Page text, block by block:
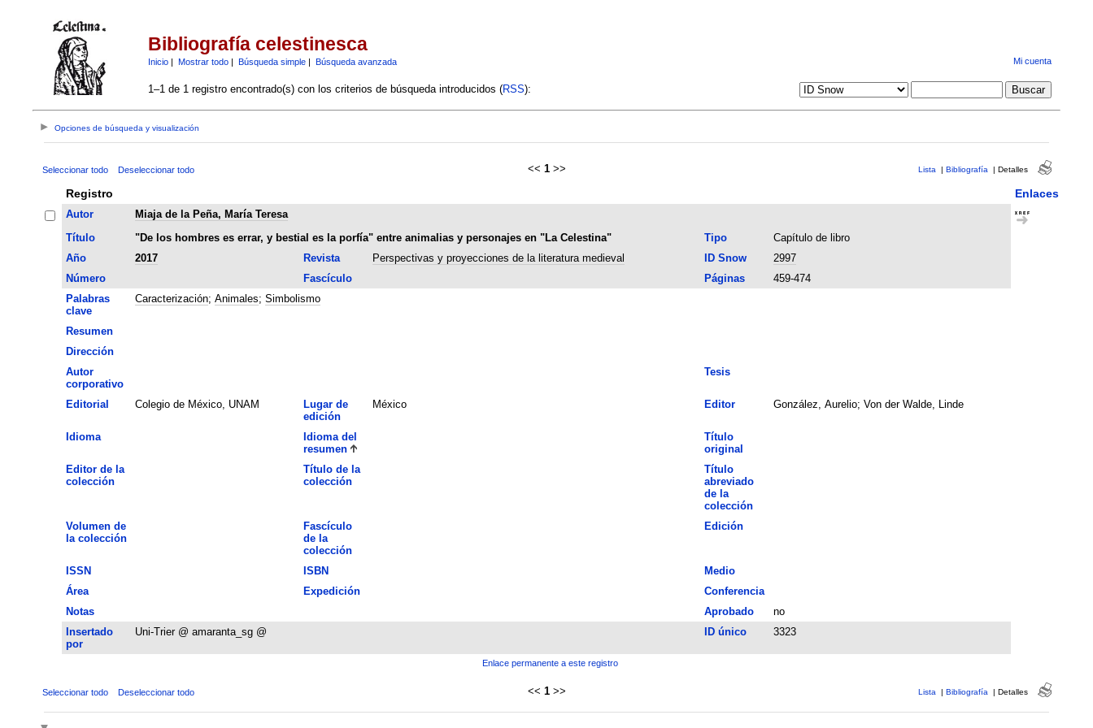
Bibliografía celestinesca
Inicio| Mostrar todo| Búsqueda simple| Búsqueda avanzada Mi cuenta
1–1 de 1 registro encontrado(s) con los criterios de búsqueda introducidos (RSS):
Opciones de búsqueda y visualización
Seleccionar todo Deseleccionar todo << 1 >> Lista | Bibliografía | Detalles
Registro Enlaces
Autor
Miaja de la Peña, María Teresa
Título
"De los hombres es errar, y bestial es la porfía" entre animalias y personajes en "La Celestina" Tipo
Capítulo de libro
Año
2017 Revista Perspectivas y proyecciones de la literatura medieval ID Snow
2997
Número
Fascículo Páginas
459-474
Palabras
clave
Caracterización; Animales; Simbolismo
Resumen
Dirección
Autor
corporativo
Tesis
Editorial Colegio de México, UNAM
Lugar de
edición
México Editor González, Aurelio; Von der Walde, Linde
Idioma
Idioma del
resumen
Título
original
Editor de la
colección
Título de la
colección
Título
abreviado
de la
colección
Volumen de
la colección
Fascículo
de la
colección
Edición
ISSN ISBN
Medio
Área
Expedición
Conferencia
Notas
Aprobado
no
Insertado
por
Uni-Trier @ amaranta_sg @ ID único 3323
Enlace permanente a este registro
Seleccionar todo Deseleccionar todo << 1 >> Lista | Bibliografía | Detalles